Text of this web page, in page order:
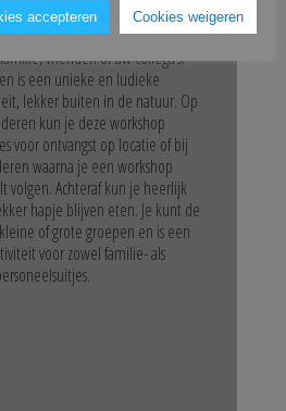
leuke en originele sportieve
vrienden of uw collega’s?
is een unieke en ludieke
lekker buiten in de natuur. Op
kun je deze workshop
voor ontvangst op locatie of bij
waarna je een workshop
volgen. Achteraf kun je heerlijk
hapje blijven eten. Je kunt de
of grote groepen en is een
voor zowel familie- als
accepteren Cookies weigeren